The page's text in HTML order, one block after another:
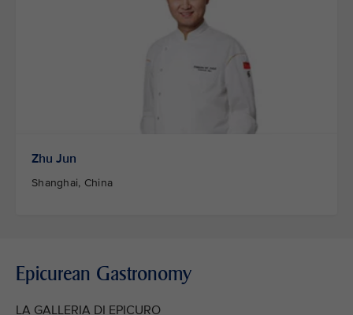
Zhu Jun
Shanghai, China
Epicurean Gastronomy
LA GALLERIA DI EPICURO